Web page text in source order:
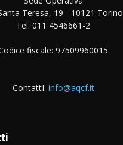
Teresa, 19 - 10121 Torino
Tel: 011 4546661-2
fiscale: 97509960015
ContattI: info@aqcf.it